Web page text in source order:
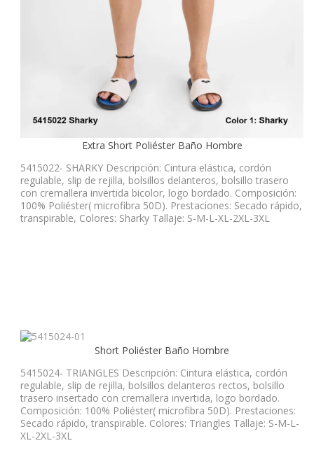
Extra Short Poliéster Baño Hombre
5415022- SHARKY Descripción: Cintura elástica, cordón
regulable, slip de rejilla, bolsillos delanteros, bolsillo trasero
con cremallera invertida bicolor, logo bordado. Composición:
100% Poliéster( microfibra 50D). Prestaciones: Secado rápido,
transpirable, Colores: Sharky Tallaje: S-M-L-XL-2XL-3XL
Short Poliéster Baño Hombre
5415024- TRIANGLES Descripción: Cintura elástica, cordón
regulable, slip de rejilla, bolsillos delanteros rectos, bolsillo
trasero insertado con cremallera invertida, logo bordado.
Composición: 100% Poliéster( microfibra 50D). Prestaciones:
Secado rápido, transpirable. Colores: Triangles Tallaje: S-M-L-
XL-2XL-3XL